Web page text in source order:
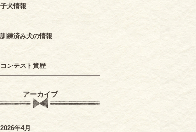
子犬情報
訓練済み犬の情報
コンテスト賞歴
アーカイブ
2026年4月